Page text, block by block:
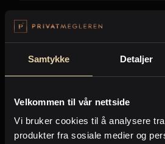
Samtykke Detaljer
Velkommen til vår nettside
Vi bruker cookies til å analysere
produkter fra sosiale medier og
Kjøpsmegling
Stillinger
E-post *
Beskjed *